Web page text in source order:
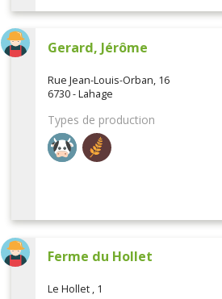
Gerard, Jérôme
Rue Jean-Louis-Orban, 16
6730 - Lahage
Types de production
Ferme du Hollet
Le Hollet , 1